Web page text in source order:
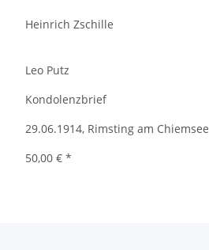
Heinrich Zschille
Leo Putz
Kondolenzbrief
29.06.1914, Rimsting am Chiemsee
50,00 € *